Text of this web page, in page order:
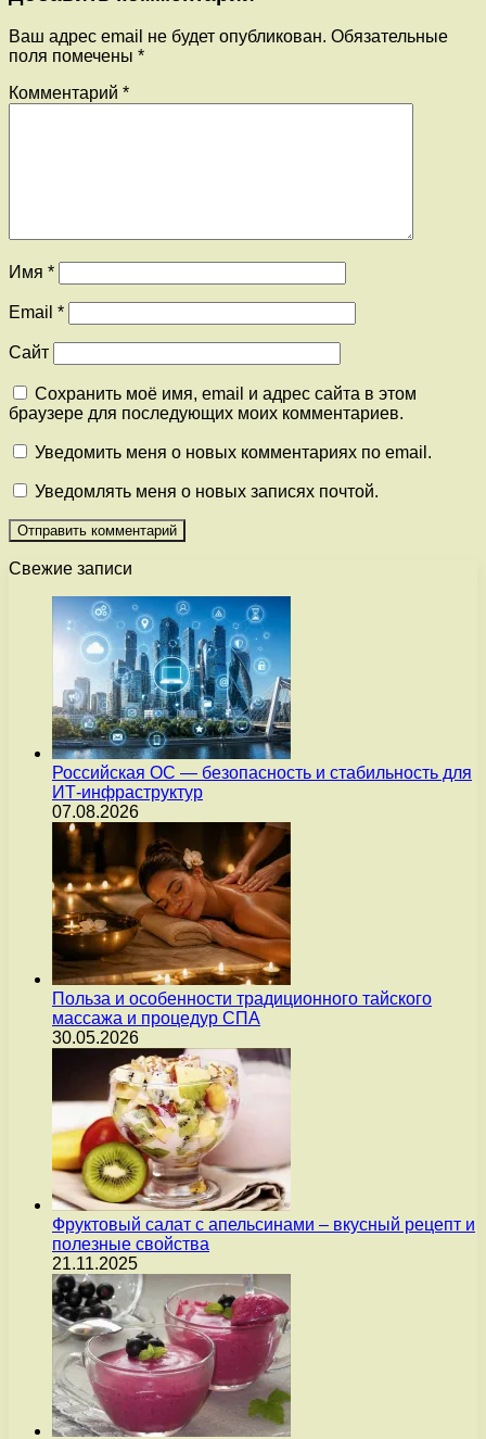
Ваш адрес email не будет опубликован. Обязательные
поля помечены *
Комментарий *
Имя *
Email *
Сайт
Сохранить моё имя, email и адрес сайта в этом
браузере для последующих моих комментариев.
Уведомить меня о новых комментариях по email.
Уведомлять меня о новых записях почтой.
Свежие записи
Российская ОС — безопасность и стабильность для
ИТ-инфраструктур
07.08.2026
Польза и особенности традиционного тайского
массажа и процедур СПА
30.05.2026
Фруктовый салат с апельсинами – вкусный рецепт и
полезные свойства
21.11.2025